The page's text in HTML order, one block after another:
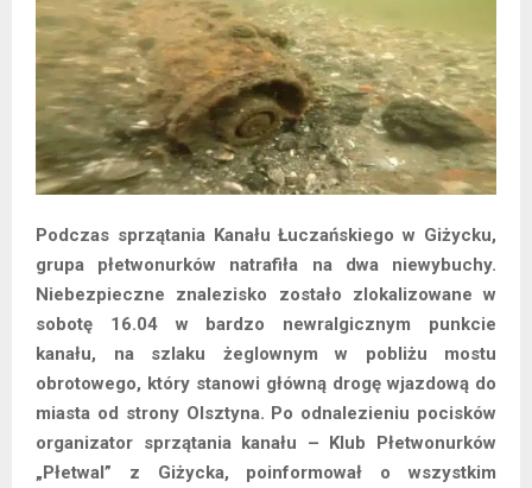
Podczas sprzątania Kanału Łuczańskiego w Giżycku,
grupa płetwonurków natrafiła na dwa niewybuchy.
Niebezpieczne znalezisko zostało zlokalizowane w
sobotę 16.04 w bardzo newralgicznym punkcie
kanału, na szlaku żeglownym w pobliżu mostu
obrotowego, który stanowi główną drogę wjazdową do
miasta od strony Olsztyna. Po odnalezieniu pocisków
organizator sprzątania kanału – Klub Płetwonurków
„Płetwal” z Giżycka, poinformował o wszystkim